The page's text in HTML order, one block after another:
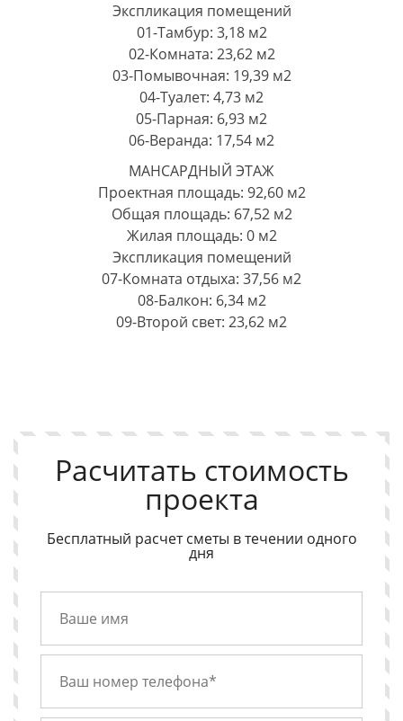
Экспликация помещений
01-Тамбур: 3,18 м2
02-Комната: 23,62 м2
03-Помывочная: 19,39 м2
04-Туалет: 4,73 м2
05-Парная: 6,93 м2
06-Веранда: 17,54 м2
МАНСАРДНЫЙ ЭТАЖ
Проектная площадь: 92,60 м2
Общая площадь: 67,52 м2
Жилая площадь: 0 м2
Экспликация помещений
07-Комната отдыха: 37,56 м2
08-Балкон: 6,34 м2
09-Второй свет: 23,62 м2
Расчитать стоимость
проекта
Бесплатный расчет сметы в течении одного
дня